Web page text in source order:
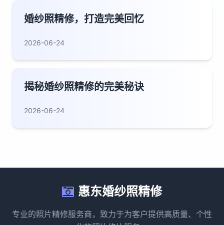
婚纱照精修，打造完美回忆
2026-06-24
揭秘婚纱照精修的完美秘诀
2026-06-24
惠东婚纱照精修
专业的照片精修服务商，致力于为客户提供高质量、个性